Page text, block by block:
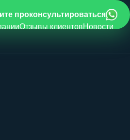
проконсультироваться?
Новости
Отзывы клиентов